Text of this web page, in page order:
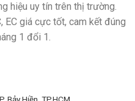
hiệu uy tín trên thị trường.
EC giá cực tốt, cam kết đúng
1 đổi 1.